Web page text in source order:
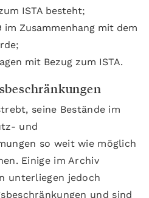
ISTA besteht;
im Zusammenhang mit dem
mit Bezug zum ISTA.
seine Bestände im
und
so weit wie möglich
Einige im Archiv
unterliegen jedoch
und sind